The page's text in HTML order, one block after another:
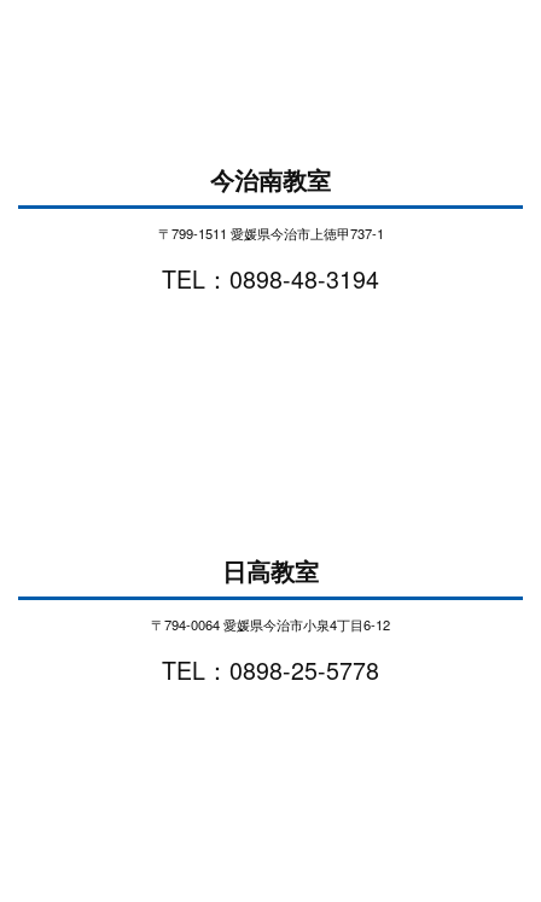
今治南教室
〒799-1511 愛媛県今治市上徳甲737-1
TEL：0898-48-3194
日高教室
〒794-0064 愛媛県今治市小泉4丁目6-12
TEL：0898-25-5778